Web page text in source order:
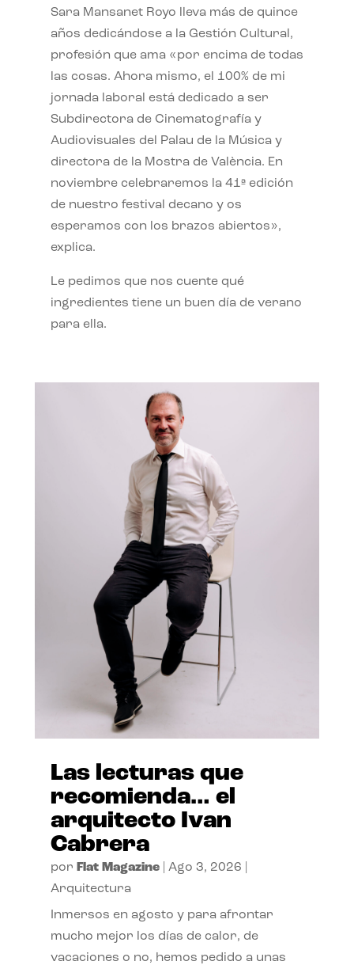
Sara Mansanet Royo lleva más de quince
años dedicándose a la Gestión Cultural,
profesión que ama «por encima de todas
las cosas. Ahora mismo, el 100% de mi
jornada laboral está dedicado a ser
Subdirectora de Cinematografía y
Audiovisuales del Palau de la Música y
directora de la Mostra de València. En
noviembre celebraremos la 41ª edición
de nuestro festival decano y os
esperamos con los brazos abiertos»,
explica.
Le pedimos que nos cuente qué
ingredientes tiene un buen día de verano
para ella.
Las lecturas que
recomienda… el
arquitecto Ivan
Cabrera
por Flat Magazine| Ago 3, 2026
Arquitectura
Inmersos en agosto y para afrontar
mucho mejor los días de calor, de
vacaciones o no, hemos pedido a unas